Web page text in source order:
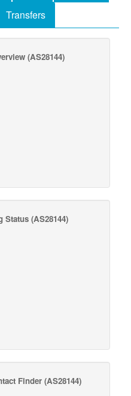
Transfers
(AS28144)
Status (AS28144)
Finder(AS28144)